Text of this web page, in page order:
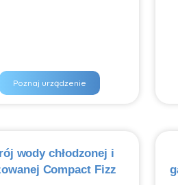
Poznaj urządzenie
wody chłodzonej i
Compact Fizz